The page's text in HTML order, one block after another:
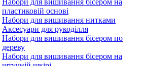
пластиковій основі
Набори для вишивання нитками
Аксесуари для рукоділля
Набори для вишивання бісером по
дереву
Набори для вишивання бісером на